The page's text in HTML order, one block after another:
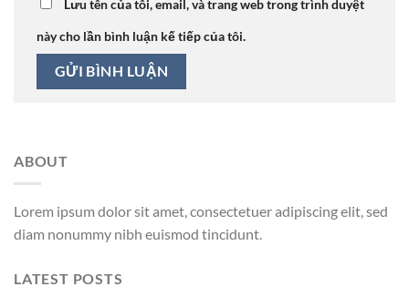
Lưu tên của tôi, email, và trang web trong trình duyệt
này cho lần bình luận kế tiếp của tôi.
ABOUT
Lorem ipsum dolor sit amet, consectetuer adipiscing elit, sed
diam nonummy nibh euismod tincidunt.
LATEST POSTS